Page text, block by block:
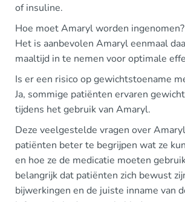
of insuline.
Hoe moet Amaryl worden ingenomen?
Het is aanbevolen Amaryl eenmaal
maaltijd in te nemen voor optimale
Is er een risico op gewichtstoename
Ja, sommige patiënten ervaren
tijdens het gebruik van Amaryl.
Deze veelgestelde vragen over
patiënten beter te begrijpen wat ze
en hoe ze de medicatie moeten
belangrijk dat patiënten zich bewust
bijwerkingen en de juiste inname van